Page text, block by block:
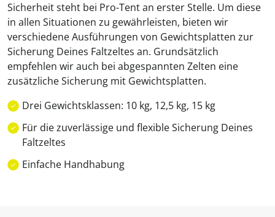
Sicherheit steht bei Pro-Tent an erster Stelle. Um diese
in allen Situationen zu gewährleisten, bieten wir
verschiedene Ausführungen von Gewichtsplatten zur
Sicherung Deines Faltzeltes an. Grundsätzlich
empfehlen wir auch bei abgespannten Zelten eine
zusätzliche Sicherung mit Gewichtsplatten.
Drei Gewichtsklassen: 10 kg, 12,5 kg, 15 kg
Für die zuverlässige und flexible Sicherung Deines
Faltzeltes
Einfache Handhabung